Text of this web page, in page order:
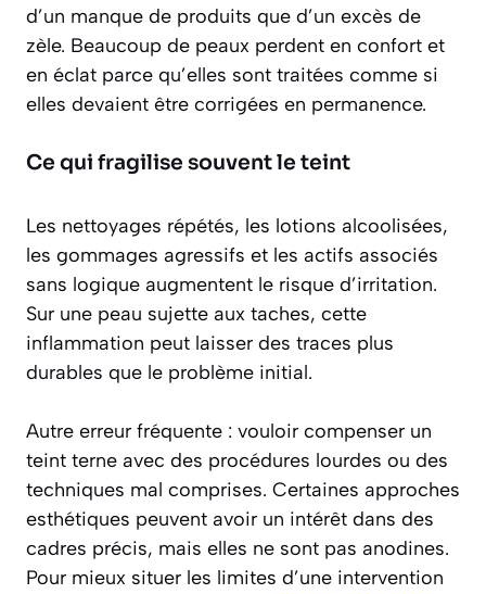
d’un manque de produits que d’un excès de
zèle. Beaucoup de peaux perdent en confort et
en éclat parce qu’elles sont traitées comme si
elles devaient être corrigées en permanence.
Ce qui fragilise souvent le teint
Les nettoyages répétés, les lotions alcoolisées,
les gommages agressifs et les actifs associés
sans logique augmentent le risque d’irritation.
Sur une peau sujette aux taches, cette
inflammation peut laisser des traces plus
durables que le problème initial.
Autre erreur fréquente : vouloir compenser un
teint terne avec des procédures lourdes ou des
techniques mal comprises. Certaines approches
esthétiques peuvent avoir un intérêt dans des
cadres précis, mais elles ne sont pas anodines.
Pour mieux situer les limites d’une intervention